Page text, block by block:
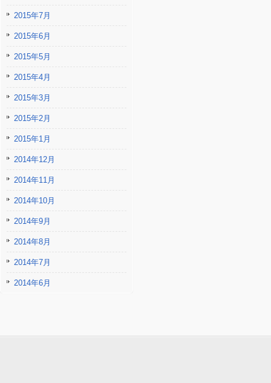
2015年7月
2015年6月
2015年5月
2015年4月
2015年3月
2015年2月
2015年1月
2014年12月
2014年11月
2014年10月
2014年9月
2014年8月
2014年7月
2014年6月